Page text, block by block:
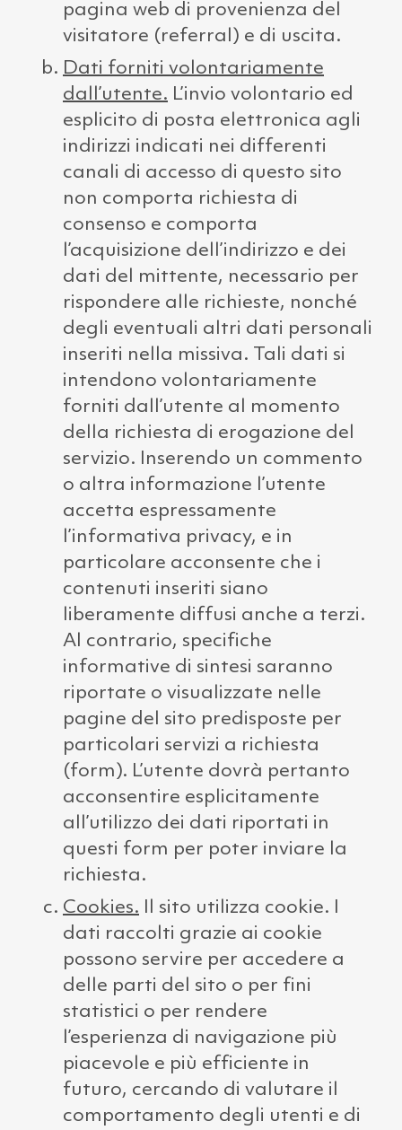
pagina web di provenienza del
visitatore (referral) e di uscita.
Dati forniti volontariamente
dall’utente. L’invio volontario ed
esplicito di posta elettronica agli
indirizzi indicati nei differenti
canali di accesso di questo sito
non comporta richiesta di
consenso e comporta
l’acquisizione dell’indirizzo e dei
dati del mittente, necessario per
rispondere alle richieste, nonché
degli eventuali altri dati personali
inseriti nella missiva. Tali dati si
intendono volontariamente
forniti dall’utente al momento
della richiesta di erogazione del
servizio. Inserendo un commento
o altra informazione l’utente
accetta espressamente
l’informativa privacy, e in
particolare acconsente che i
contenuti inseriti siano
liberamente diffusi anche a terzi.
Al contrario, specifiche
informative di sintesi saranno
riportate o visualizzate nelle
pagine del sito predisposte per
particolari servizi a richiesta
(form). L’utente dovrà pertanto
acconsentire esplicitamente
all’utilizzo dei dati riportati in
questi form per poter inviare la
richiesta.
Cookies. Il sito utilizza cookie. I
dati raccolti grazie ai cookie
possono servire per accedere a
delle parti del sito o per fini
statistici o per rendere
l’esperienza di navigazione più
piacevole e più efficiente in
futuro, cercando di valutare il
comportamento degli utenti e di